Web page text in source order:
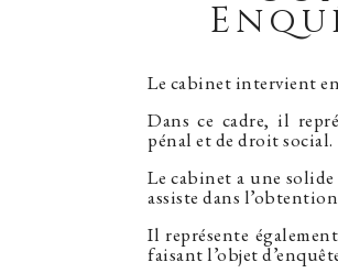
Le cabinet intervient
Dans ce cadre, il
pénal et de droit social.
Le cabinet a une
assiste dans
Il représente
faisant l’objet